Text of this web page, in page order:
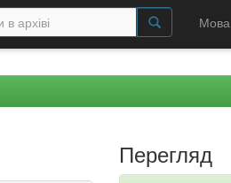
Мова
Перегляд